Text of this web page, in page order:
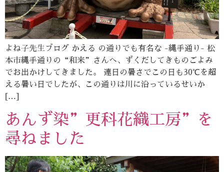
よね子先生ブログ かえる の通りでも有名な -縄手通り- 松
本市縄手通りの“和来”さんへ、ずくだしてきものごよみ
でお出かけしてきました。 連日の暑さでこの日も30℃を超
える暑い日でしたが、この通りは川に沿っているせいか
[…]
あんず染”更科花織工房”を
尋ねました